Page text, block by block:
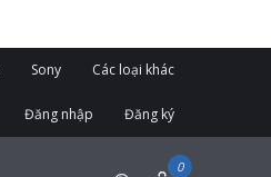
Sony Các loại khác
Đăng nhập Đăng ký